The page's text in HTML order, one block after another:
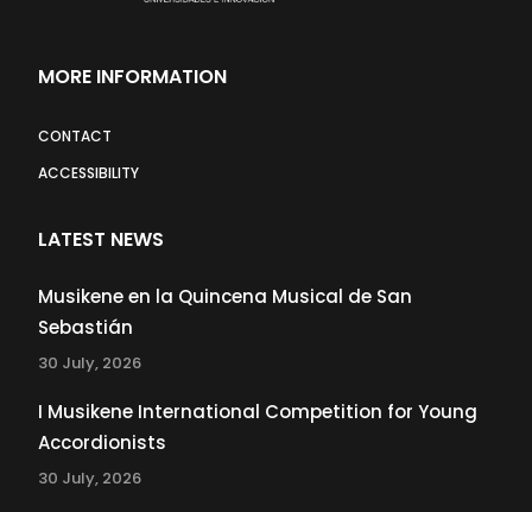
MORE INFORMATION
CONTACT
ACCESSIBILITY
LATEST NEWS
Musikene en la Quincena Musical de San
Sebastián
30 July, 2026
I Musikene International Competition for Young
Accordionists
30 July, 2026